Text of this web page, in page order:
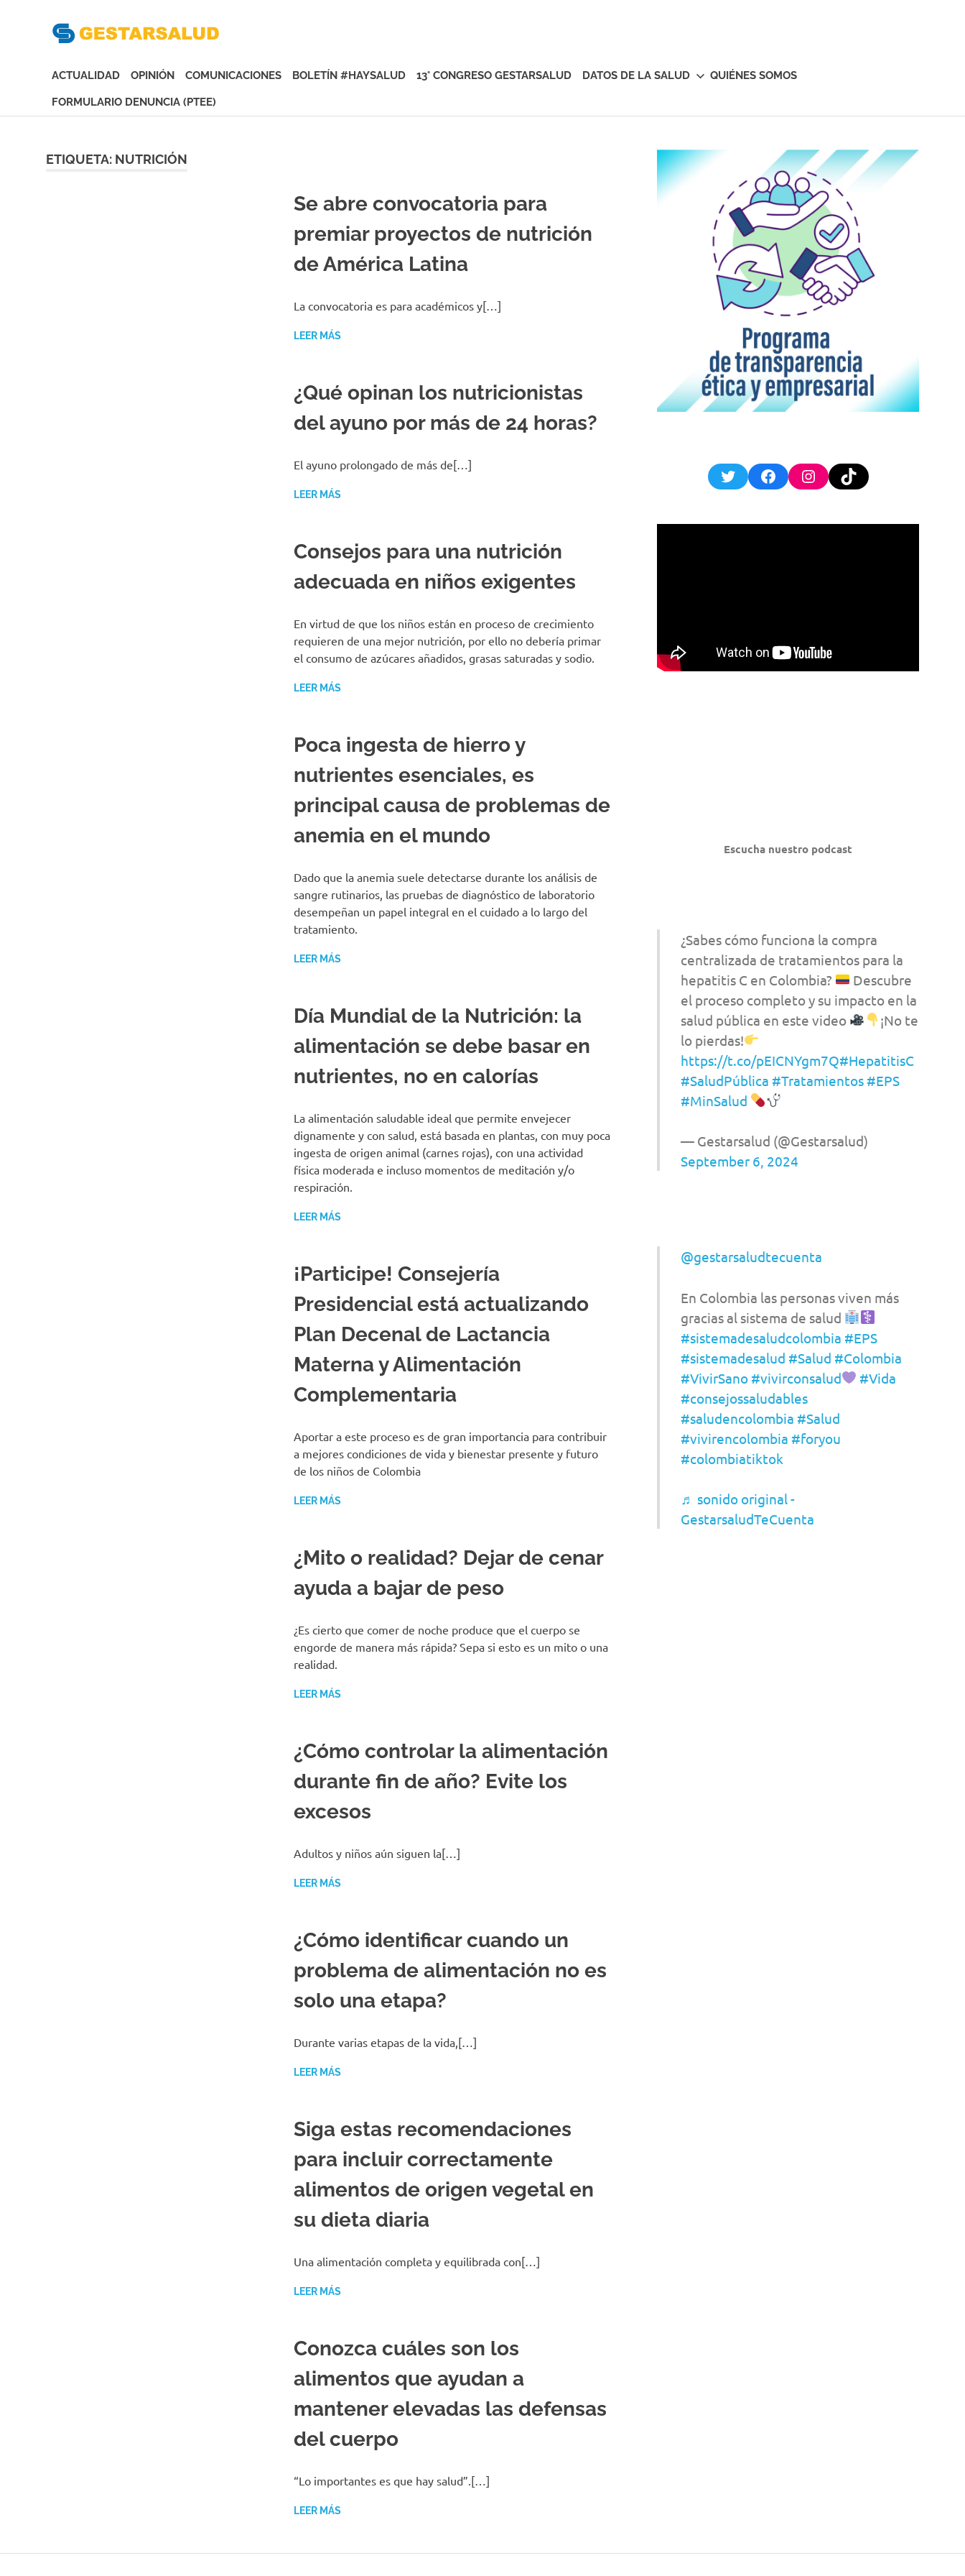
contenido
de
Gestoras
del
la
ACTUALIDAD OPINIÓN COMUNICACIONES BOLETÍN #HAYSALUD 13° CONGRESO GESTARSALUD DATOS DE LA SALUD QUIÉNES SOMOS
FORMULARIO DENUNCIA (PTEE)
ETIQUETA: NUTRICIÓN
Se abre convocatoria para
premiar proyectos de nutrición
de América Latina
La convocatoria es para académicos y[…]
LEER MÁS
¿Qué opinan los nutricionistas
del ayuno por más de 24 horas?
El ayuno prolongado de más de[…]
LEER MÁS
Consejos para una nutrición
adecuada en niños exigentes
En virtud de que los niños están en proceso de crecimiento
requieren de una mejor nutrición, por ello no debería primar
el consumo de azúcares añadidos, grasas saturadas y sodio.
LEER MÁS
Poca ingesta de hierro y
nutrientes esenciales, es
principal causa de problemas de
anemia en el mundo
Dado que la anemia suele detectarse durante los análisis de
sangre rutinarios, las pruebas de diagnóstico de laboratorio
desempeñan un papel integral en el cuidado a lo largo del
tratamiento.
LEER MÁS
Día Mundial de la Nutrición: la
alimentación se debe basar en
nutrientes, no en calorías
La alimentación saludable ideal que permite envejecer
dignamente y con salud, está basada en plantas, con muy poca
ingesta de origen animal (carnes rojas), con una actividad
física moderada e incluso momentos de meditación y/o
respiración.
LEER MÁS
¡Participe! Consejería
Presidencial está actualizando
Plan Decenal de Lactancia
Materna y Alimentación
Complementaria
Aportar a este proceso es de gran importancia para contribuir
a mejores condiciones de vida y bienestar presente y futuro
de los niños de Colombia
LEER MÁS
¿Mito o realidad? Dejar de cenar
ayuda a bajar de peso
¿Es cierto que comer de noche produce que el cuerpo se
engorde de manera más rápida? Sepa si esto es un mito o una
realidad.
LEER MÁS
¿Cómo controlar la alimentación
durante fin de año? Evite los
excesos
Adultos y niños aún siguen la[…]
LEER MÁS
¿Cómo identificar cuando un
problema de alimentación no es
solo una etapa?
Durante varias etapas de la vida,[…]
LEER MÁS
Siga estas recomendaciones
para incluir correctamente
alimentos de origen vegetal en
su dieta diaria
Una alimentación completa y equilibrada con[…]
LEER MÁS
Conozca cuáles son los
alimentos que ayudan a
mantener elevadas las defensas
del cuerpo
“Lo importantes es que hay salud”.[…]
LEER MÁS
TwitterFacebookInstagram
TikTok
Escucha nuestro podcast
¿Sabes cómo funciona la compra
centralizada de tratamientos para la
hepatitis C en Colombia?
Descubre
el proceso completo y su impacto en la
salud pública en este video
¡No te
lo pierdas!
https://t.co/pEICNYgm7Q#HepatitisC
#SaludPública #Tratamientos #EPS
#MinSalud
— Gestarsalud (@Gestarsalud)
September 6, 2024
@gestarsaludtecuenta
En Colombia las personas viven más
gracias al sistema de salud
#sistemadesaludcolombia #EPS
#sistemadesalud #Salud #Colombia
#VivirSano #vivirconsalud
#Vida
#consejossaludables
#saludencolombia #Salud
#vivirencolombia #foryou
#colombiatiktok
♬ sonido original -
GestarsaludTeCuenta